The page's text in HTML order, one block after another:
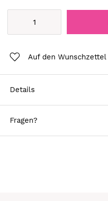
Auf den Wunschzettel
Details
Fragen?